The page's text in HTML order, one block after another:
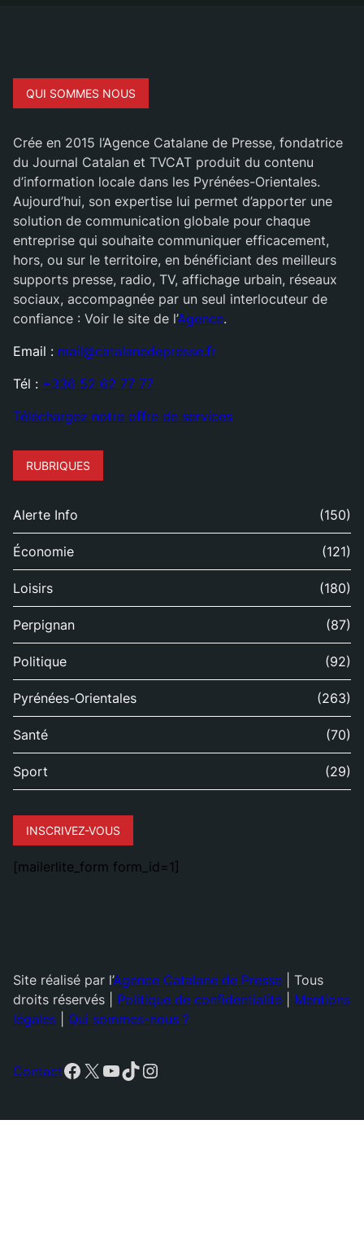
QUI SOMMES NOUS
Crée en 2015 l’Agence Catalane de Presse, fondatrice
du Journal Catalan et TVCAT produit du contenu
d’information locale dans les Pyrénées-Orientales.
Aujourd’hui, son expertise lui permet d’apporter une
solution de communication globale pour chaque
entreprise qui souhaite communiquer efficacement,
hors, ou sur le territoire, en bénéficiant des meilleurs
supports presse, radio, TV, affichage urbain, réseaux
sociaux, accompagnée par un seul interlocuteur de
confiance : Voir le site de l’Agence.
Email : mail@catalanedepresse.fr
Tél : +336 52 62 77 77
Téléchargez notre offre de services
RUBRIQUES
Alerte Info (150)
Économie (121)
Loisirs (180)
Perpignan (87)
Politique (92)
Pyrénées-Orientales (263)
Santé (70)
Sport (29)
INSCRIVEZ-VOUS
[mailerlite_form form_id=1]
Site réalisé par l’Agence Catalane de Presse | Tous
droits réservés | Politique de confidentialité
Mentions
légales
Qui sommes-nous ?
ContactFacebook
X YouTube
TikTok
Instagram